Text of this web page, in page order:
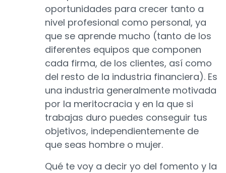
oportunidades para crecer tanto a
nivel profesional como personal, ya
que se aprende mucho (tanto de los
diferentes equipos que componen
cada firma, de los clientes, así como
del resto de la industria financiera). Es
una industria generalmente motivada
por la meritocracia y en la que si
trabajas duro puedes conseguir tus
objetivos, independientemente de
que seas hombre o mujer.
Qué te voy a decir yo del fomento y la